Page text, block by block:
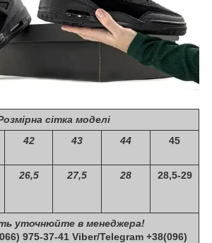
сітка моделі
42 43 44 45
26,5 27,5 28 28,5-29
уточнюйте в менеджера!
975-37-41 Viber/Telegram +38(096)